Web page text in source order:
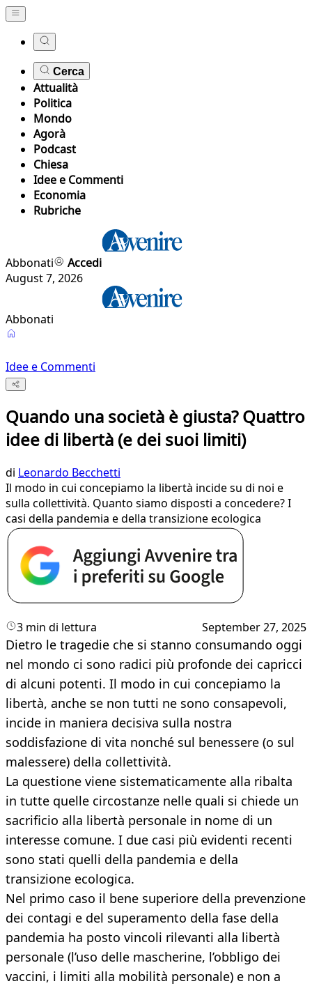
Cerca
Attualità
Politica
Mondo
Agorà
Podcast
Chiesa
Idee e Commenti
Economia
Rubriche
Abbonati
Accedi
August 7, 2026
Abbonati
Idee e Commenti
Quando una società è giusta? Quattro
idee di libertà (e dei suoi limiti)
di Leonardo Becchetti
Il modo in cui concepiamo la libertà incide su di noi e
sulla collettività. Quanto siamo disposti a concedere? I
casi della pandemia e della transizione ecologica
3 min di lettura September 27, 2025
Dietro le tragedie che si stanno consumando oggi
nel mondo ci sono radici più profonde dei capricci
di alcuni potenti. Il modo in cui concepiamo la
libertà, anche se non tutti ne sono consapevoli,
incide in maniera decisiva sulla nostra
soddisfazione di vita nonché sul benessere (o sul
malessere) della collettività.
La questione viene sistematicamente alla ribalta
in tutte quelle circostanze nelle quali si chiede un
sacrificio alla libertà personale in nome di un
interesse comune. I due casi più evidenti recenti
sono stati quelli della pandemia e della
transizione ecologica.
Nel primo caso il bene superiore della prevenzione
dei contagi e del superamento della fase della
pandemia ha posto vincoli rilevanti alla libertà
personale (l’uso delle mascherine, l’obbligo dei
vaccini, i limiti alla mobilità personale) e non a